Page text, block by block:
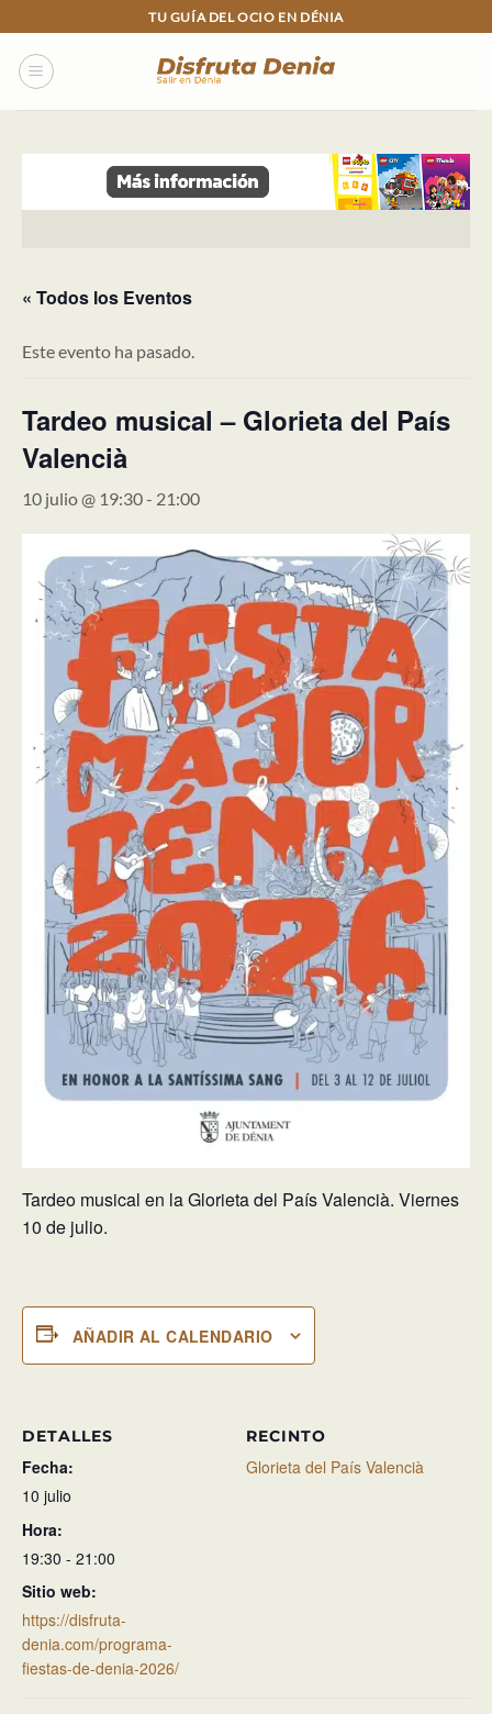
to
content
TU GUÍA DEL OCIO EN DÉNIA
« Todos los Eventos
Este evento ha pasado.
Tardeo musical – Glorieta del País
Valencià
10 julio @ 19:30- 21:00
Tardeo musical en la Glorieta del País Valencià. Viernes
10 de julio.
AÑADIR AL CALENDARIO
DETALLES
Fecha:
10 julio
Hora:
19:30 - 21:00
Sitio web:
https://disfruta-
denia.com/programa-
fiestas-de-denia-2026/
RECINTO
Glorieta del País Valencià